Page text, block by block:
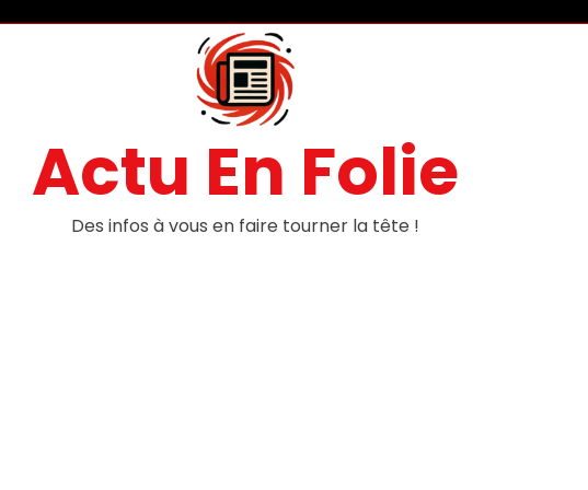
Actu En Folie
Des infos à vous en faire tourner la tête !